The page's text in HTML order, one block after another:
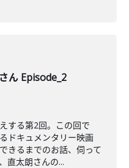
ん Episode_2
する第2回。この回で
ドキュメンタリー映画
きるまでのお話、伺って
直太朗さんの...